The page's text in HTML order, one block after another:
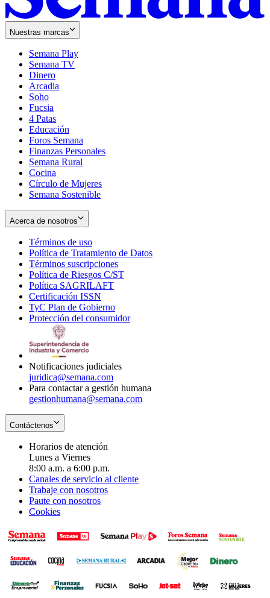
Nuestras marcas
Semana Play
Semana TV
Dinero
Arcadia
Soho
in
new
window
Fucsia
in
new
window
4 Patas
Educación
Foros Semana
Finanzas Personales
Semana Rural
Cocina
Círculo de Mujeres
Semana Sostenible
Acerca de nosotros
Términos de uso
in
new
window
Política de Tratamiento de Datos
Términos suscripciones
in
Política de Riesgos C/ST
Política SAGRILAFT
new
window
Certificación ISSN
in
new
TyC Plan de Gobierno
in
Protección del consumidorOpens
Notificaciones judiciales
juridica@semana.com
Para contactar a gestión humana
gestionhumana@semana.com
Contáctenos
Horarios de atención
Lunes a Viernes
8:00 a.m. a 6:00 p.m.
Canales de servicio al cliente
Trabaje con nosotros
Paute con nosotros
Cookies